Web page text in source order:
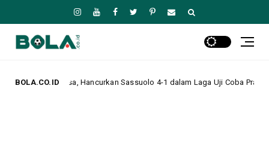
BOLA.CO.ID
Sassuolo 4-1 dalam Laga Uji Coba Pramusim Headline